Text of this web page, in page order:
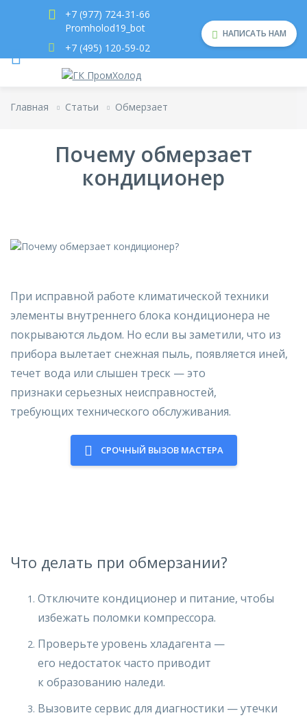
+7 (977) 724-31-66
Promholod19_bot
+7 (495) 120-59-02
НАПИСАТЬ НАМ
Главная Статьи Обмерзает
Почему обмерзает
кондиционер
При исправной работе климатической техники
элементы внутреннего блока кондиционера не
покрываются льдом. Но если вы заметили, что из
прибора вылетает снежная пыль, появляется иней,
течет вода или слышен треск — это
признаки серьезных неисправностей,
требующих технического обслуживания.
СРОЧНЫЙ ВЫЗОВ МАСТЕРА
Что делать при обмерзании?
Отключите кондиционер и питание, чтобы
избежать поломки компрессора.
Проверьте уровень хладагента —
его недостаток часто приводит
к образованию наледи.
Вызовите сервисдля диагностики —утечки